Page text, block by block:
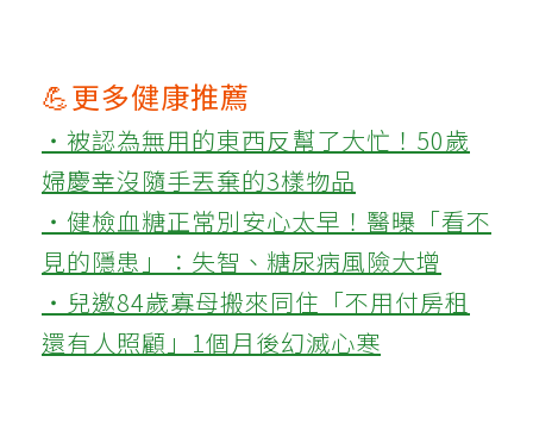
💪更多健康推薦
‧被認為無用的東西反幫了大忙！50歲
婦慶幸沒隨手丟棄的3樣物品
‧健檢血糖正常別安心太早！醫曝「看不
見的隱患」：失智、糖尿病風險大增
‧兒邀84歲寡母搬來同住「不用付房租
還有人照顧」1個月後幻滅心寒